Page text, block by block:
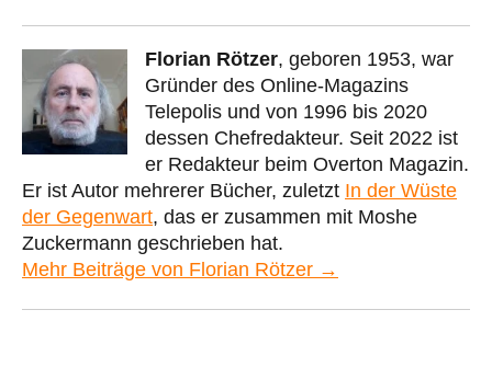
Florian Rötzer, geboren 1953, war
Gründer des Online-Magazins
Telepolis und von 1996 bis 2020
dessen Chefredakteur. Seit 2022 ist
er Redakteur beim Overton Magazin.
Er ist Autor mehrerer Bücher, zuletzt In der Wüste
der Gegenwart, das er zusammen mit Moshe
Zuckermann geschrieben hat.
Mehr Beiträge von Florian Rötzer →